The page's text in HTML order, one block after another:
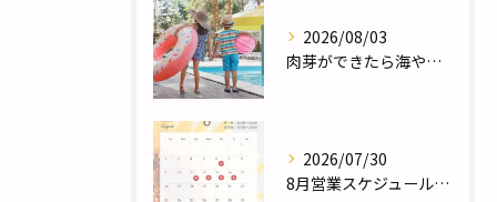
2026/08/03
肉芽ができたら海やプールは大丈夫？夏のレジャー前に知っておきたい注意点／巻き爪補正２４栃木フットケアセンター宇都宮店
2026/07/30
8月営業スケジュール／自律神経調整サロンHararie〜はらりえ〜